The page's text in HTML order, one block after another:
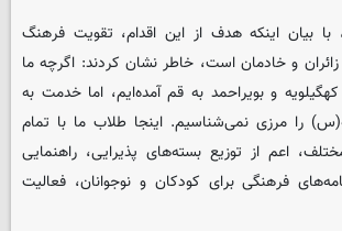
بیان اینکه هدف از این اقدام، تقویت فرهنگ
زائران و خادمان است، خاطر نشان کردند: اگرچه ما
و بویراحمد به قم آمده‌ایم، اما خدمت به
را مرزی نمی‌شناسیم. اینجا طلاب ما با تمام
اعم از توزیع بسته‌های پذیرایی، راهنمایی
فرهنگی برای کودکان و نوجوانان، فعالیت